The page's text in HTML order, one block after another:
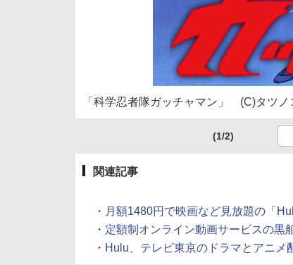
「科学忍者隊ガッチャマン」 (C)タツノ
(1/2)
関連記事
・ 月額1480円で映画など見放題の「
・ 定額制オンライン動画サービスの黒
・ Hulu、テレビ東京のドラマとアニメ